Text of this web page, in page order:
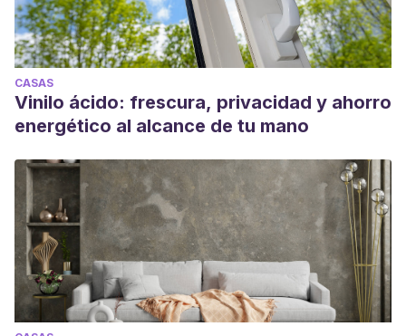
CASAS
Vinilo ácido: frescura, privacidad y ahorro
energético al alcance de tu mano